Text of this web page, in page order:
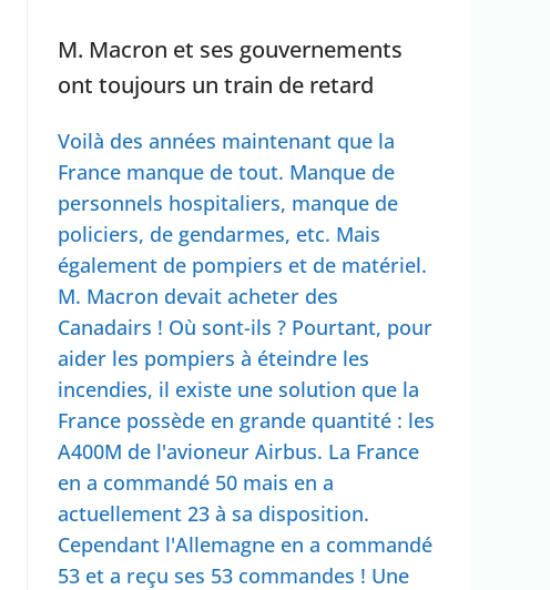
M. Macron et ses gouvernements
ont toujours un train de retard
Voilà des années maintenant que la
France manque de tout. Manque de
personnels hospitaliers, manque de
policiers, de gendarmes, etc. Mais
également de pompiers et de matériel.
M. Macron devait acheter des
Canadairs ! Où sont-ils ? Pourtant, pour
aider les pompiers à éteindre les
incendies, il existe une solution que la
France possède en grande quantité : les
A400M de l'avioneur Airbus. La France
en a commandé 50 mais en a
actuellement 23 à sa disposition.
Cependant l'Allemagne en a commandé
53 et a reçu ses 53 commandes ! Une